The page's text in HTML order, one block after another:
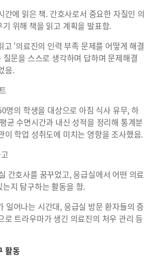
간에 읽은 책. 간호사로서 중요한 자질인 의
위해 책을 읽고 계획을 발표함.
‘의료진의 인력 부족 문제를 어떻게 해결
질문을 스스로 생각하며 답하며 문제해결
음.
명의 학생을 대상으로 아침 식사 유무, 하
균 수면시간과 내신 성적을 정리해 통계분
이 학업 성취도에 미치는 영향을 조사했음.
간호사를 꿈꾸었고, 응급실에서 어떤 의료
지 탐구하는 활동을 함.
일어나는 시간대, 응급실 방문 환자들의 증
로 트라우마가 생긴 의료진의 처우 관리 등
활동